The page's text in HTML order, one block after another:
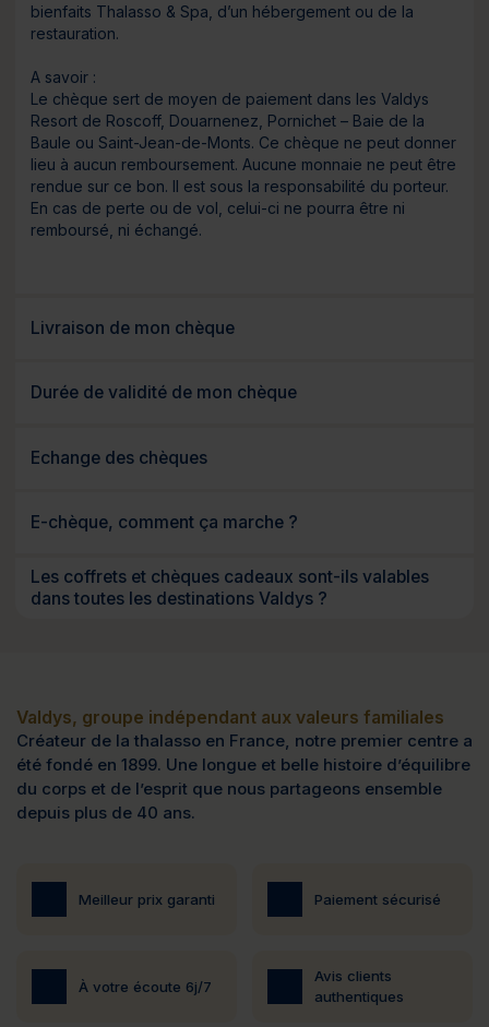
Livraison de mon chèque
Durée de validité de mon chèque
Echange des chèques
E-chèque, comment ça marche ?
Les coffrets et chèques cadeaux sont-ils valables
dans toutes les destinations Valdys ?
bienfaits Thalasso & Spa, d’un hébergement ou de la
restauration.
A savoir :
Le chèque sert de moyen de paiement dans les Valdys
Resort de Roscoff, Douarnenez, Pornichet – Baie de la
Baule ou Saint-Jean-de-Monts. Ce chèque ne peut donner
lieu à aucun remboursement. Aucune monnaie ne peut être
rendue sur ce bon. Il est sous la responsabilité du porteur.
En cas de perte ou de vol, celui-ci ne pourra être ni
remboursé, ni échangé.
Valdys, groupe indépendant aux valeurs familiales
Créateur de la thalasso en France, notre premier centre a
été fondé en 1899. Une longue et belle histoire d’équilibre
du corps et de l’esprit que nous partageons ensemble
depuis plus de 40 ans.
Meilleur prix garanti Paiement sécurisé
À votre écoute 6j/7
Avis clients
authentiques